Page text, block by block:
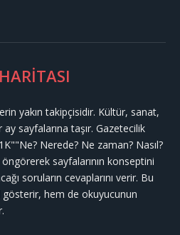
yakın takipçisidir. Kültür, sanat,
sayfalarına taşır. Gazetecilik
Nerede? Ne zaman? Nasıl?
sayfalarının konseptini
soruların cevaplarını verir. Bu
hem de okuyucunun